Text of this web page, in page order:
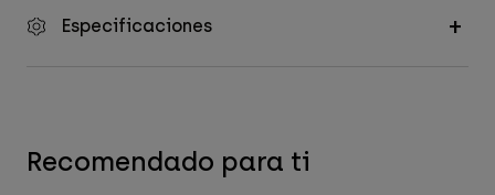
Especificaciones
Recomendado para ti